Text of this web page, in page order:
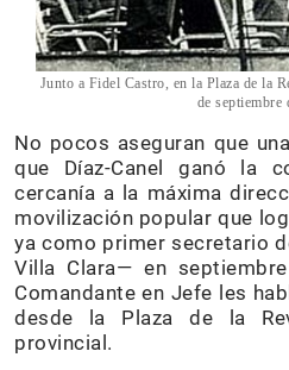
Junto a Fidel Castro, en la Plaza de la
de septiembre
No pocos aseguran que
que Díaz-Canel ganó la
cercanía a la máxima
movilización popular que
ya como primer secretario
Villa Clara— en
Comandante en Jefe les
desde la Plaza de la
provincial.